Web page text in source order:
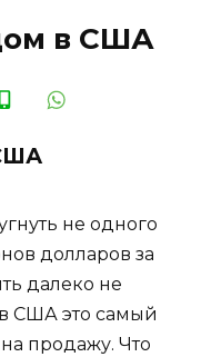
в США
не одного
долларов за
далеко не
США это самый
продажу. Что